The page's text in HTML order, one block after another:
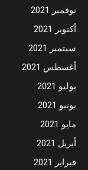
نوفمبر 2021
أكتوبر 2021
سبتمبر 2021
أغسطس 2021
يوليو 2021
يونيو 2021
مايو 2021
أبريل 2021
فبراير 2021